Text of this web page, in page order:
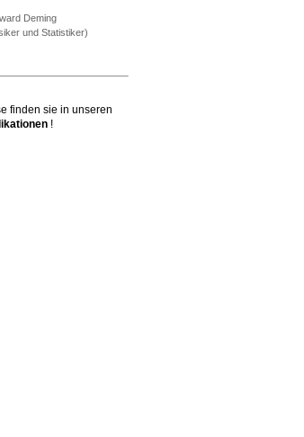
Deming
und Statistiker)
finden sie in unseren
!